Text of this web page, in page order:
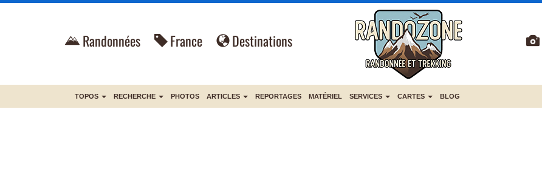
Randonnées France Destinations
TOPOS RECHERCHE PHOTOS ARTICLES REPORTAGES MATÉRIEL SERVICES CARTES BLOG